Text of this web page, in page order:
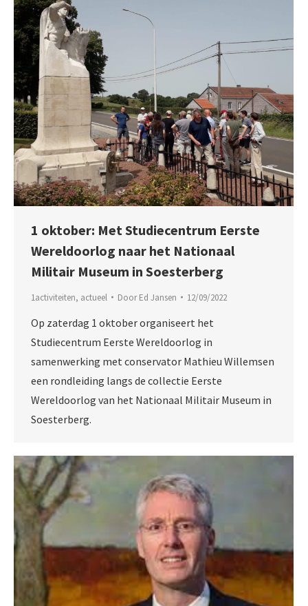
1 oktober: Met Studiecentrum Eerste
Wereldoorlog naar het Nationaal
Militair Museum in Soesterberg
1activiteiten, actueel DoorEd Jansen 12/09/2022
Op zaterdag 1 oktober organiseert het
Studiecentrum Eerste Wereldoorlog in
samenwerking met conservator Mathieu Willemsen
een rondleiding langs de collectie Eerste
Wereldoorlog van het Nationaal Militair Museum in
Soesterberg.